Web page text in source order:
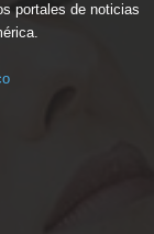
portales de noticias